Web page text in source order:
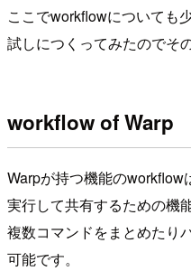
ここでworkflowについても
試しにつくってみたのでそ
workflow of Warp
Warpが持つ機能のworkflow
実行して共有するための機能
複数コマンドをまとめたり
可能です。